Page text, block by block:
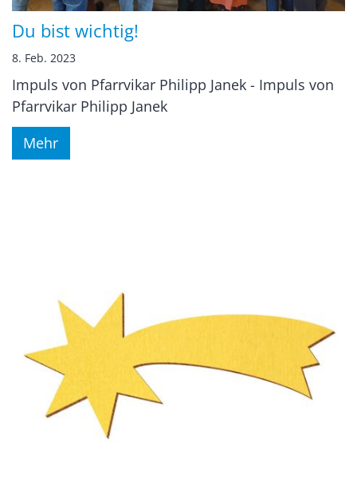
Du bist wichtig!
8. Feb. 2023
Impuls von Pfarrvikar Philipp Janek - Impuls von
Pfarrvikar Philipp Janek
Mehr